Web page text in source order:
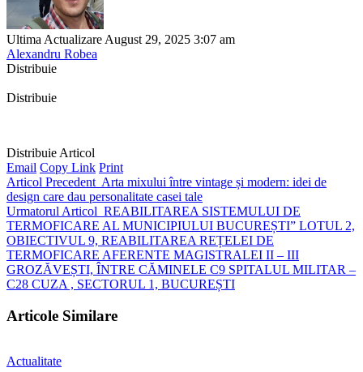
Ultima Actualizare August 29, 2025 3:07 am
Alexandru Robea
Distribuie
Distribuie
Distribuie Articol
Email Copy Link Print
Articol Precedent Arta mixului între vintage și modern: idei de
design care dau personalitate casei tale
Urmatorul Articol REABILITAREA SISTEMULUI DE
TERMOFICARE AL MUNICIPIULUI BUCUREȘTI” LOTUL 2,
OBIECTIVUL 9, REABILITAREA REȚELEI DE
TERMOFICARE AFERENTE MAGISTRALEI II – III
GROZĂVEȘTI, ÎNTRE CĂMINELE C9 SPITALUL MILITAR –
C28 CUZA , SECTORUL 1, BUCUREȘTI
Articole Similare
Actualitate